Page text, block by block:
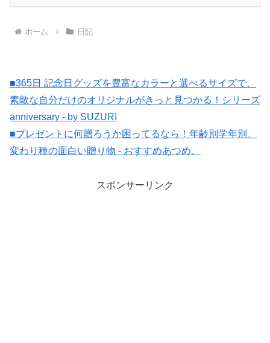
ホーム 日記
■365日 記念日グッズを豊富なカラーと選べるサイズで、
素敵な自分だけのオリジナルがきっと見つかる！シリーズ
anniversary - by SUZURI
■プレゼントに何贈ろうか困ってるなら！年齢別学年別、
変わり種の面白い贈り物 - おすすめあつめ。
スポンサーリンク